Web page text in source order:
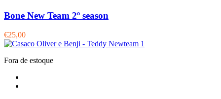
Bone New Team 2º season
€25,00
Fora de estoque